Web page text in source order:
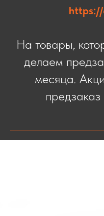
На товары,
делаем
месяца.
предзаказ